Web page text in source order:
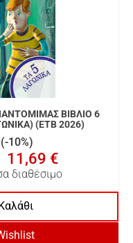
ΒΙΒΛΙΟ 6
(ΕΤΒ 2026)
(-10%)
11,69 €
διαθέσιμο